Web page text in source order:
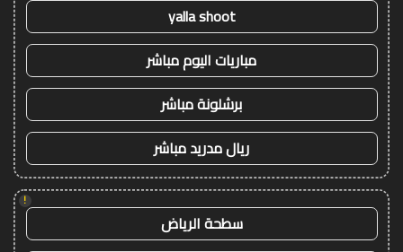
yalla shoot
مباريات اليوم مباشر
برشلونة مباشر
ريال مدريد مباشر
!
سطحة الرياض